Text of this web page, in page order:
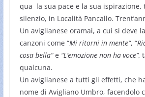
qua la sua pace e la sua ispirazione,
silenzio, in Località Pancallo.
Un aviglianese oramai, a cui si deve
canzoni come “Mi ritorni in mente”, “
cosa bella”e “L’emozione non ha voce”,
qualcuna.
Un aviglianese a tutti gli effetti, che
nome di Avigliano Umbro, facendolo